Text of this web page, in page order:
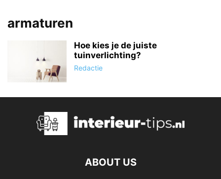
armaturen
Hoe kies je de juiste
tuinverlichting?
Redactie
ABOUT US